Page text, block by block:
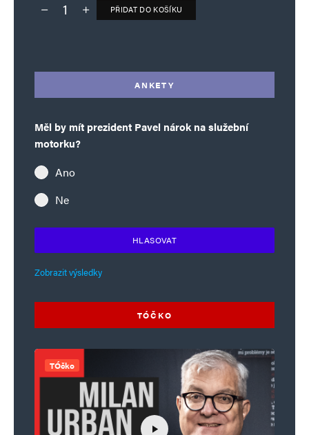
Deník TO – verze bez reklam množství
PŘIDAT DO KOŠÍKU
ANKETY
Měl by mít prezident Pavel nárok na služební
motorku?
Ano
Ne
HLASOVAT
Zobrazit výsledky
TÓČKO
TÓčko